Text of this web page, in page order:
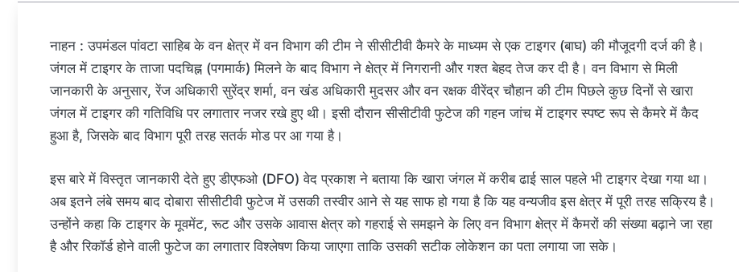
नाहन : उपमंडल पांवटा साहिब के वन क्षेत्र में वन विभाग की टीम ने सीसीटीवी कैमरे के माध्यम से एक टाइगर (बाघ) की मौजूदगी दर्ज की है।
जंगल में टाइगर के ताजा पदचिह्न (पगमार्क) मिलने के बाद विभाग ने क्षेत्र में निगरानी और गश्त बेहद तेज कर दी है। वन विभाग से मिली
जानकारी के अनुसार, रेंज अधिकारी सुरेंद्र शर्मा, वन खंड अधिकारी मुदसर और वन रक्षक वीरेंद्र चौहान की टीम पिछले कुछ दिनों से खारा
जंगल में टाइगर की गतिविधि पर लगातार नजर रखे हुए थी। इसी दौरान सीसीटीवी फुटेज की गहन जांच में टाइगर स्पष्ट रूप से कैमरे में कैद
हुआ है, जिसके बाद विभाग पूरी तरह सतर्क मोड पर आ गया है।
इस बारे में विस्तृत जानकारी देते हुए डीएफओ (DFO) वेद प्रकाश ने बताया कि खारा जंगल में करीब ढाई साल पहले भी टाइगर देखा गया था।
अब इतने लंबे समय बाद दोबारा सीसीटीवी फुटेज में उसकी तस्वीर आने से यह साफ हो गया है कि यह वन्यजीव इस क्षेत्र में पूरी तरह सक्रिय है।
उन्होंने कहा कि टाइगर के मूवमेंट, रूट और उसके आवास क्षेत्र को गहराई से समझने के लिए वन विभाग क्षेत्र में कैमरों की संख्या बढ़ाने जा रहा
है और रिकॉर्ड होने वाली फुटेज का लगातार विश्लेषण किया जाएगा ताकि उसकी सटीक लोकेशन का पता लगाया जा सके।